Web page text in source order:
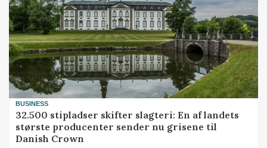
BUSINESS
32.500 stipladser skifter slagteri: En af landets
største producenter sender nu grisene til
Danish Crown